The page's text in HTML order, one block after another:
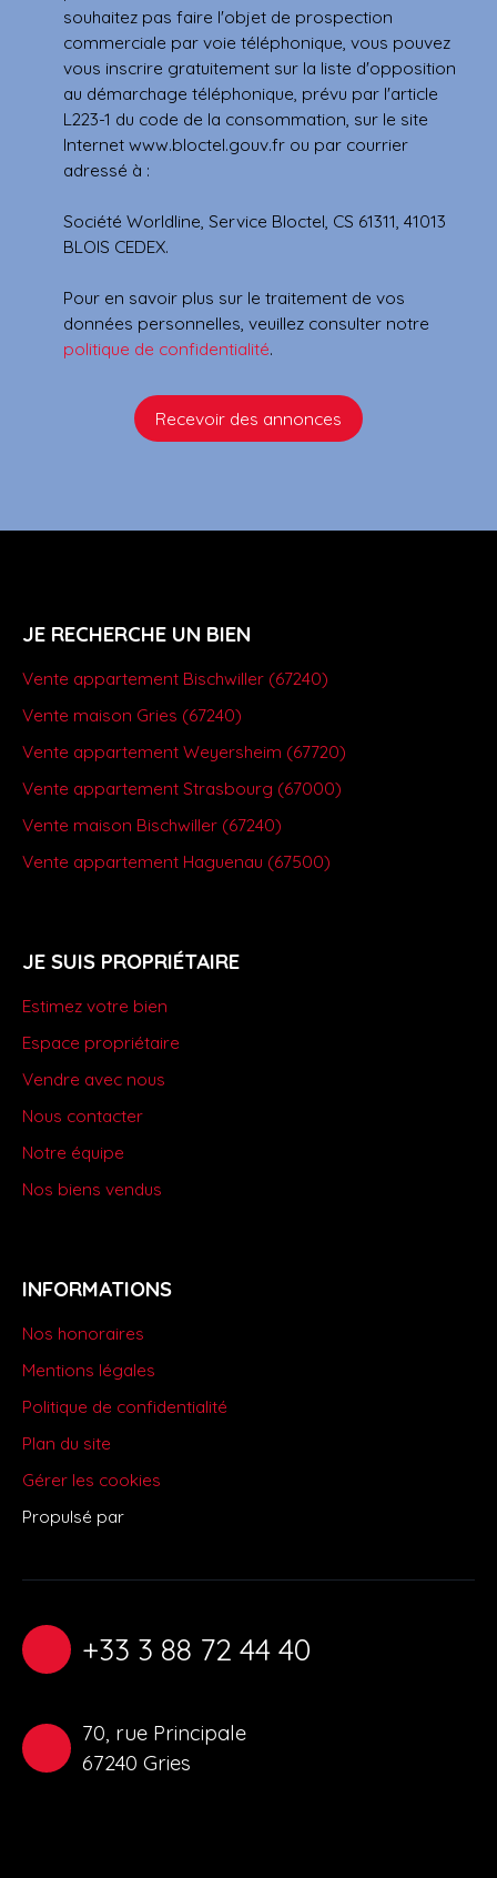
souhaitez pas faire l'objet de prospection
commerciale par voie téléphonique, vous pouvez
vous inscrire gratuitement sur la liste d'opposition
au démarchage téléphonique, prévu par l'article
L223-1 du code de la consommation, sur le site
Internet www.bloctel.gouv.fr ou par courrier
adressé à :
Société Worldline, Service Bloctel, CS 61311, 41013
BLOIS CEDEX.
Pour en savoir plus sur le traitement de vos
données personnelles, veuillez consulter notre
politique de confidentialité.
Recevoir des annonces
JE RECHERCHE UN BIEN
Vente appartement Bischwiller (67240)
Vente maison Gries (67240)
Vente appartement Weyersheim (67720)
Vente appartement Strasbourg (67000)
Vente maison Bischwiller (67240)
Vente appartement Haguenau (67500)
JE SUIS PROPRIÉTAIRE
Estimez votre bien
Espace propriétaire
Vendre avec nous
Nous contacter
Notre équipe
Nos biens vendus
INFORMATIONS
Nos honoraires
Mentions légales
Politique de confidentialité
Plan du site
Gérer les cookies
Propulsé par
+33 3 88 72 44 40
70, rue Principale
67240 Gries